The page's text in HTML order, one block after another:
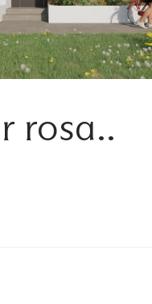
rosa..